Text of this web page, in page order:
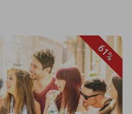
61%